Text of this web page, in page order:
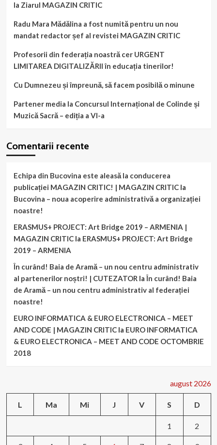
la Ziarul MAGAZIN CRITIC
Radu Mara Mădălina a fost numită pentru un nou
mandat redactor șef al revistei MAGAZIN CRITIC
Profesorii din federația noastră cer URGENT
LIMITAREA DIGITALIZĂRII în educația tinerilor!
Cu Dumnezeu și împreună, să facem posibilă o minune
Partener media la Concursul Internațional de Colinde și
Muzică Sacră – ediția a VI-a
Comentarii recente
Echipa din Bucovina este aleasă la conducerea
publicației MAGAZIN CRITIC! | MAGAZIN CRITICla
Bucovina – noua acoperire administrativă a organizației
noastre!
ERASMUS+ PROJECT: Art Bridge 2019 – ARMENIA |
MAGAZIN CRITICla ERASMUS+ PROJECT: Art Bridge
2019 – ARMENIA
În curând! Baia de Aramă – un nou centru administrativ
al partenerilor noștri! | CUTEZATOR laÎn curând! Baia
de Aramă – un nou centru administrativ al federației
noastre!
EURO INFORMATICA & EURO ELECTRONICA – MEET
AND CODE | MAGAZIN CRITICla EURO INFORMATICA
& EURO ELECTRONICA – MEET AND CODE OCTOMBRIE
2018
august 2026
L Ma Mi J V S D
1 2